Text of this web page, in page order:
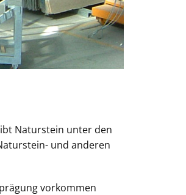
Naturstein unter den
und anderen
vorkommen